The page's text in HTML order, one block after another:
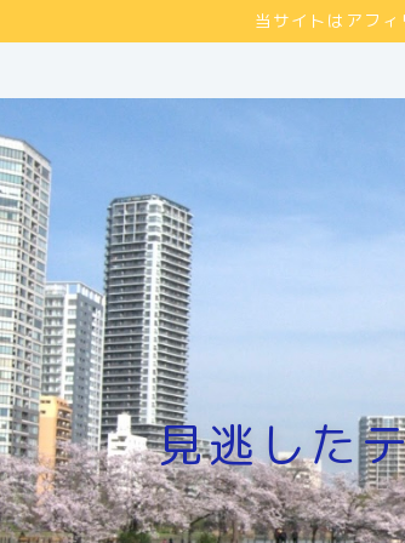
当サイトはアフィ
見逃した